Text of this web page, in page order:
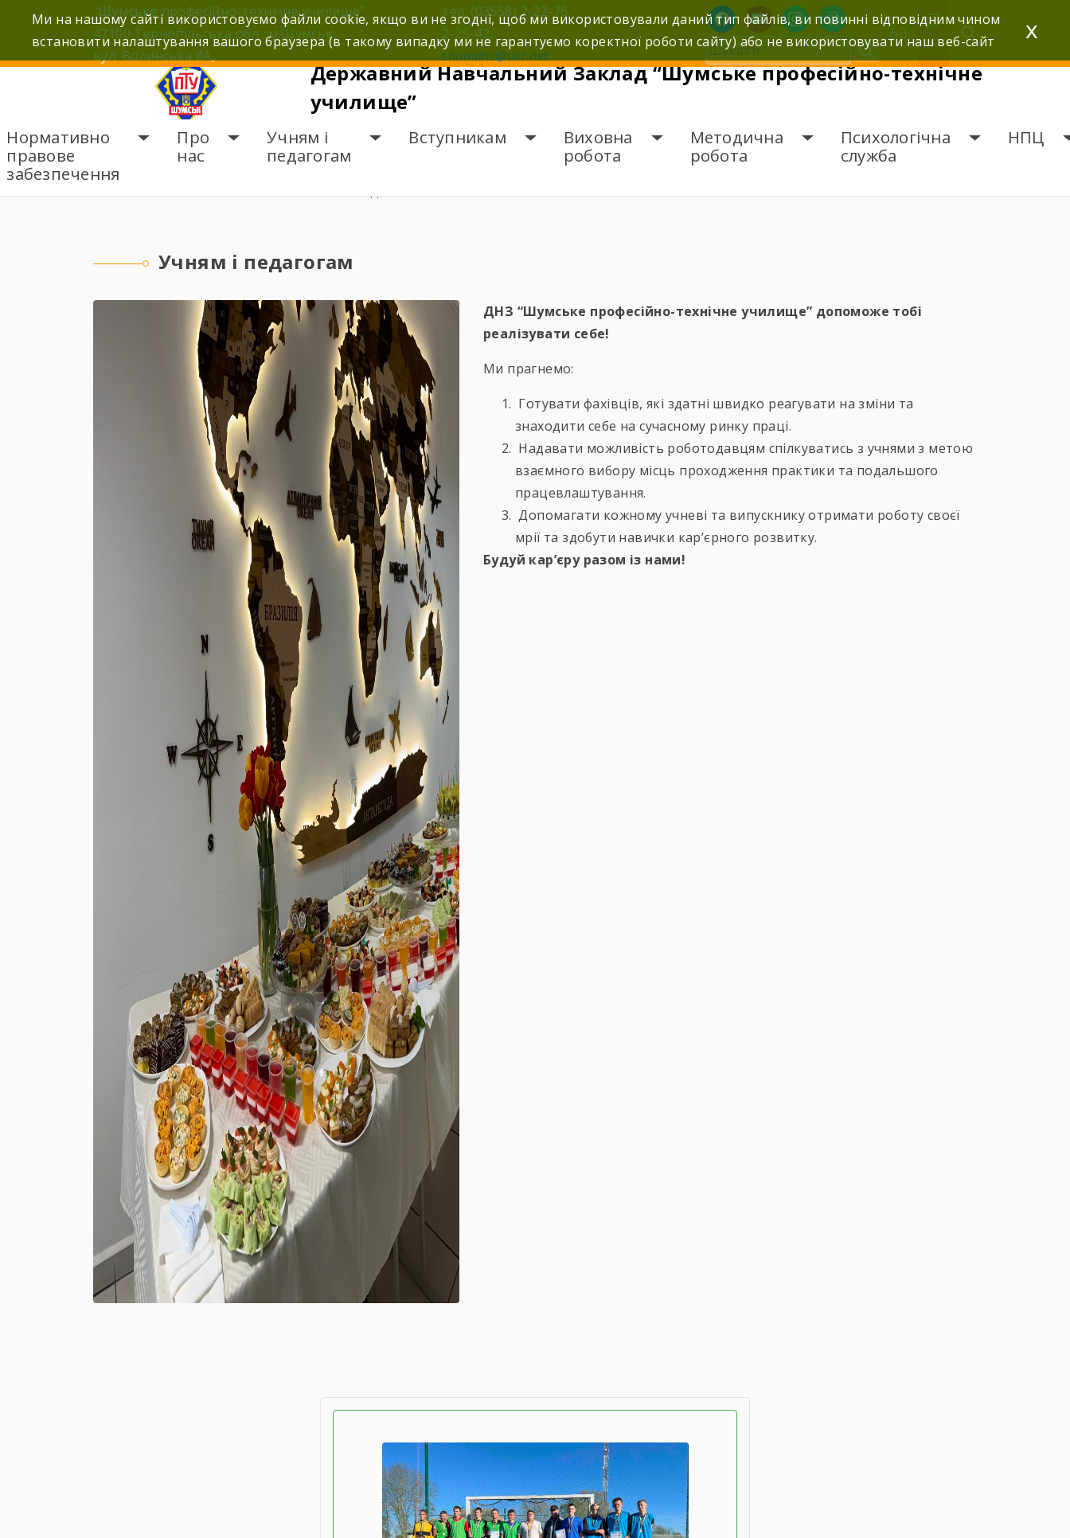
“Шумське професійно-технічне училище”
47100 Тернопільська обл., м.Шумськ,
вул. Волинська 8А,
тел: (03558) 2-22-76,
2-25-42,
shumdnz@ukr.net
facebookyoutubeinstagramwordpress
Державний Навчальний Заклад “Шумське професійно-технічне
училище”
Нормативно
правове
забезпечення
Про
нас
Учням і
педагогам
Вступникам
Виховна
робота
Методична
робота
Психологічна
служба
НПЦ
Учням і педагогам
ДНЗ “Шумське професійно-технічне училище” допоможе тобі
реалізувати себе!
Ми прагнемо:
Готувати фахівців, які здатні швидко реагувати на зміни та
знаходити себе на сучасному ринку праці.
Надавати можливість роботодавцям спілкуватись з учнями з метою
взаємного вибору місць проходження практики та подальшого
працевлаштування.
Допомагати кожному учневі та випускнику отримати роботу своєї
мрії та здобути навички кар’єрного розвитку.
Будуй кар’єру разом із нами!
Ми на нашому сайті використовуємо файли cookie, якщо ви не згодні, щоб ми використовували даний тип файлів, ви повинні відповідним чином
встановити налаштування вашого браузера (в такому випадку ми не гарантуємо коректної роботи сайту) або не використовувати наш веб-сайт
x